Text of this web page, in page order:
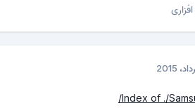
Index of ./